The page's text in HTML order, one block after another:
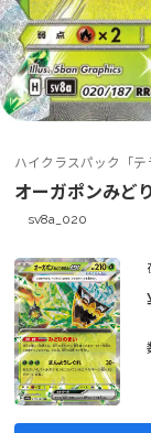
ハイクラスパック「テ
オーガポンみ
sv8a_020